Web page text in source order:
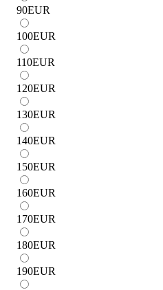
90EUR
100EUR
110EUR
120EUR
130EUR
140EUR
150EUR
160EUR
170EUR
180EUR
190EUR